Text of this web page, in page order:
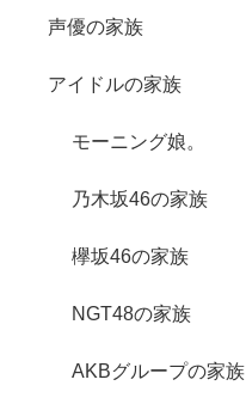
声優の家族
アイドルの家族
モーニング娘。
乃木坂46の家族
欅坂46の家族
NGT48の家族
AKBグループの家族